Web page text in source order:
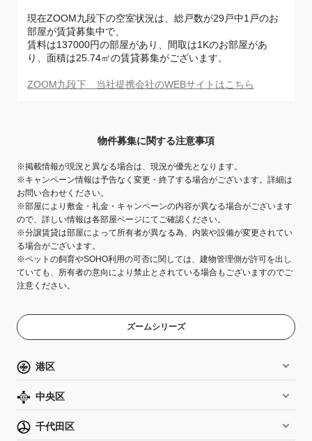
現在ZOOM九段下の空室状況は、総戸数が29戸中1戸のお
部屋が賃貸募集中で、
賃料は137000円の部屋があり、間取は1Kのお部屋があ
り、面積は25.74㎡の賃貸募集がございます。
ZOOM九段下 当社提携会社のWEBサイトはこちら
物件募集に関する注意事項
※掲載情報が現況と異なる場合は、現況が優先となります。
※キャンペーン情報は予告なく変更・終了する場合がございます。詳細は
お問い合わせください。
※部屋により敷金・礼金・キャンペーンの内容が異なる場合がございます
ので、詳しい情報は各部屋ページにてご確認ください。
※分譲賃貸は部屋によって所有者が異なる為、内装や設備が変更されてい
る場合がございます。
※ペットの飼育やSOHO利用の可否に関しては、建物管理側が許可を出し
ていても、所有者の意向により禁止とされている場合もございますのでご
注意ください。
ズームシリーズ
港区
中央区
千代田区